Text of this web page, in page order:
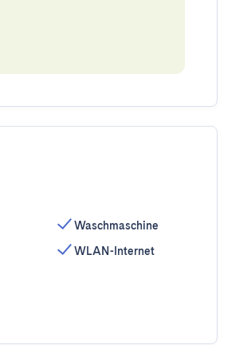
Waschmaschine
WLAN-Internet